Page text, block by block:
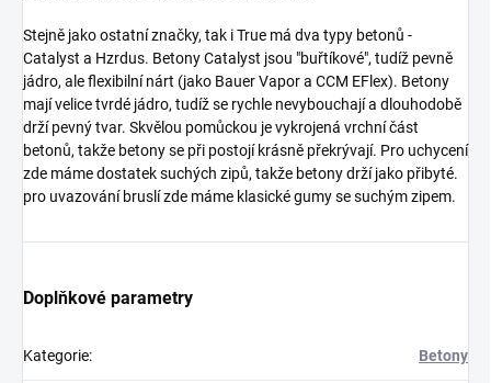
Stejně jako ostatní značky, tak i True má dva typy betonů -
Catalyst a Hzrdus. Betony Catalyst jsou "buřtíkové", tudíž pevně
jádro, ale flexibilní nárt (jako Bauer Vapor a CCM EFlex). Betony
mají velice tvrdé jádro, tudíž se rychle nevybouchají a dlouhodobě
drží pevný tvar. Skvělou pomůckou je vykrojená vrchní část
betonů, takže betony se při postojí krásně překrývají. Pro uchycení
zde máme dostatek suchých zipů, takže betony drží jako přibyté.
pro uvazování bruslí zde máme klasické gumy se suchým zipem.
Doplňkové parametry
Kategorie: Betony